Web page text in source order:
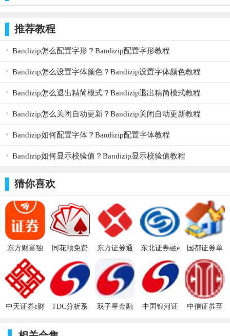
推荐教程
Bandizip怎么配置字形？Bandizip配置字形教程
Bandizip怎么设置字体颜色？Bandizip设置字体颜色教程
Bandizip怎么退出精简模式？Bandizip退出精简模式教程
Bandizip怎么关闭自动更新？Bandizip关闭自动更新教程
Bandizip如何配置字体？Bandizip配置字体教程
Bandizip如何显示校验值？Bandizip显示校验值教程
猜你喜欢
东方财富独
立交易端 正
式版11.8.2
官方版
同花顺免费
9.50.51官方
版
东方证券通
达信
东北证券融e
通VIP v1.16
官方版
国都证券单
独委托
v20211112官
中天证券e财
TDC分析系
双子星金融
中国银河证
中信证券至